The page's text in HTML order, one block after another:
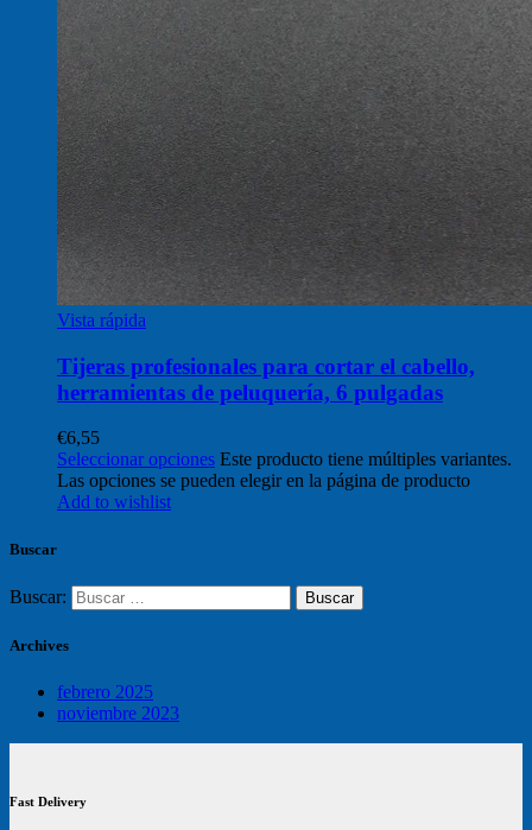
Vista rápida
Tijeras profesionales para cortar el cabello,
herramientas de peluquería, 6 pulgadas
€6,55
Seleccionar opciones Este producto tiene múltiples variantes.
Las opciones se pueden elegir en la página de producto
Add to wishlist
Buscar
Buscar:
Archives
febrero 2025
noviembre 2023
Fast Delivery